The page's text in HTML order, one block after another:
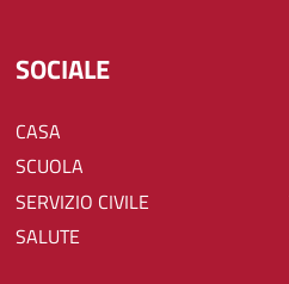
SOCIALE
CASA
SCUOLA
SERVIZIO CIVILE
SALUTE